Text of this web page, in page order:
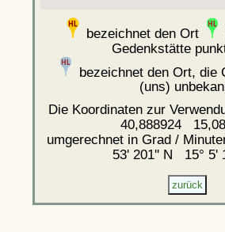
bezeichnet den Ort
Gedenkstätte
bezeichnet den Ort, die
(uns)
Die Koordinaten zur
40,888924
umgerechnet in Grad /
53' 201'' N 15° 5'